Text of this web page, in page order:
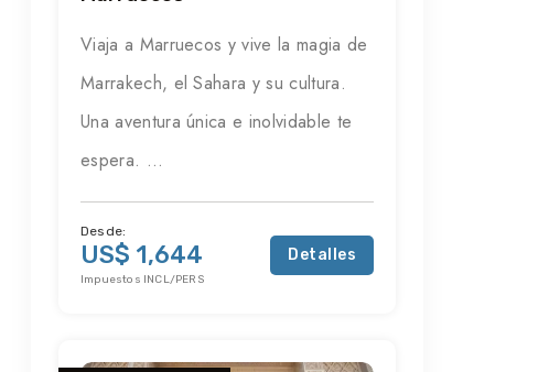
Viaja a Marruecos y vive la magia de
Marrakech, el Sahara y su cultura.
Una aventura única e inolvidable te
espera. ...
Desde:
US$ 1,644
Impuestos INCL/PERS
Detalles